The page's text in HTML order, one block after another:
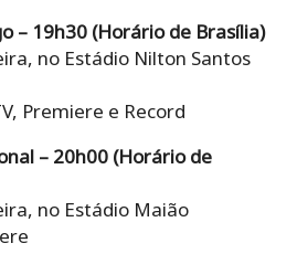
– 19h30 (Horário de Brasília)
no Estádio Nilton Santos
Premiere e Record
– 20h00 (Horário de
no Estádio Maião